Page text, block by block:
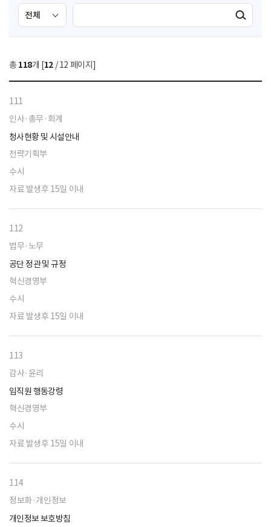
검
색
선
택
색
검색실행
총 118개 [12 / 12 페이지]
111
인사·총무·회계
청사현황 및 시설안내
전략기획부
수시
자료 발생후 15일 이내
112
법무·노무
공단 정관 및 규정
혁신경영부
수시
자료 발생후 15일 이내
113
감사·윤리
임직원 행동강령
혁신경영부
수시
자료 발생후 15일 이내
114
정보화·개인정보
개인정보 보호방침